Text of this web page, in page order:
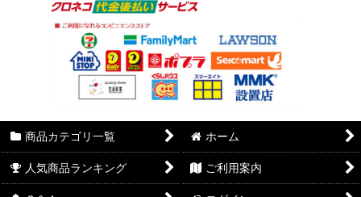
商品カテゴリ一覧 ホーム
人気商品ランキング ご利用案内